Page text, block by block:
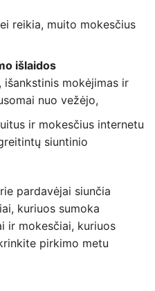
reikia, muito mokesčius
išlaidos
mokėjimas ir
nuo vežėjo,
ir mokesčius internetu
siuntinio
pardavėjai siunčia
kuriuos sumoka
ir mokesčiai, kuriuos
pirkimo metu